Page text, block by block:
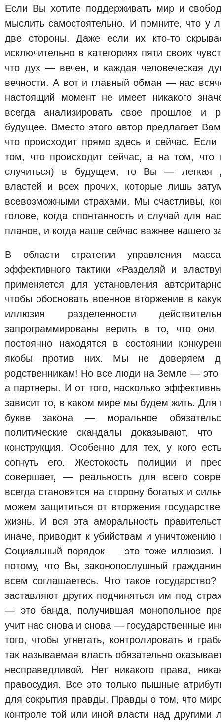
Если Вы хотите поддерживать мир и
мыслить самостоятельно. И помните, что у
две стороны. Даже если их кто-то
исключительно в категориях пяти своих
что дух — вечен, и каждая человеческая
вечности. А вот и главный обман — нас
настоящий момент не имеет никакого
всегда анализировать свое прошлое и
будущее. Вместо этого автор предлагает
что происходит прямо здесь и сейчас.
том, что происходит сейчас, а на том, что
случиться) в будущем, то Вы — легкая
властей и всех прочих, которые лишь
всевозможными страхами. Мы счастливы,
голове, когда спонтанность и случай для
планов, и когда наше сейчас важнее нашего
В области стратегии управления
эффективного тактики «Разделяй и
применяется для установления
чтобы обосновать военное вторжение в
иллюзия разделенности
запрограммированы верить в то, что они
постоянно находятся в состоянии
якобы против них. Мы не доверяем
родственникам! Но все люди на Земле — это
а партнеры. И от того, насколько
зависит то, в каком мире мы будем жить. Для
букве закона — моральное
политические скандалы доказывают,
конструкция. Особенно для тех, у кого
согнуть его. Жестокость полиции и
совершает, — реальность для всего
всегда становятся на сторону богатых и
можем защититься от вторжения
жизнь. И вся эта аморальность
иначе, приводит к убийствам и уничтожению
Социальный порядок — это тоже иллюзия.
потому, что Вы, законопослушный
всем соглашаетесь. Что такое
заставляют других подчиняться им под
— это банда, получившая монопольное
учит нас снова и снова — государственные
того, чтобы угнетать, контролировать и
так называемая власть обязательно
несправедливой. Нет никакого права,
правосудия. Все это только пышные
для сокрытия правды. Правды о том, что
контроле той или иной власти над другими